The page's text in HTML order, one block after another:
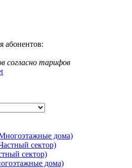
абонентов:
согласно тарифов
дома)
сектор)
сектор)
дома)